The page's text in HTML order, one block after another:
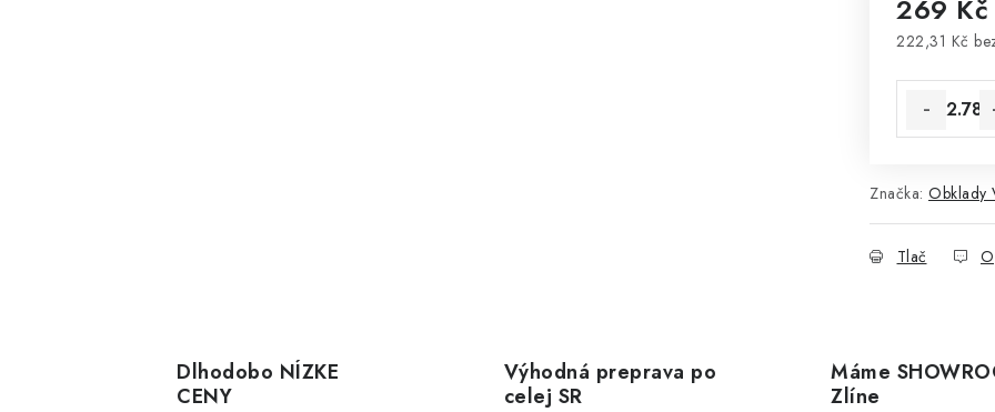
269
222,31 Kč
Značka: Obklady
Tlač
Dlhodobo NÍZKE
CENY
Výhodná preprava po
celej SR
Máme
Zlíne